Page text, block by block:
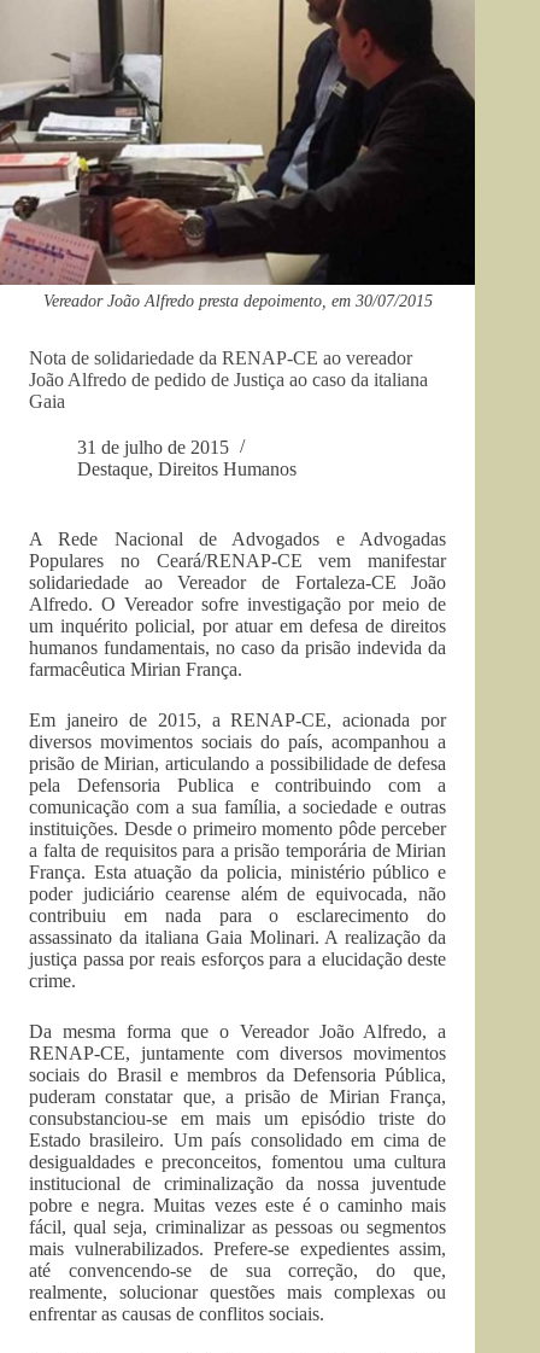
Vereador João Alfredo presta depoimento, em 30/07/2015
Nota de solidariedade da RENAP-CE ao vereador
João Alfredo de pedido de Justiça ao caso da italiana
Gaia
31 de julho de 2015
Destaque, Direitos Humanos
A Rede Nacional de Advogados e Advogadas
Populares no Ceará/RENAP-CE vem manifestar
solidariedade ao Vereador de Fortaleza-CE João
Alfredo. O Vereador sofre investigação por meio de
um inquérito policial, por atuar em defesa de direitos
humanos fundamentais, no caso da prisão indevida da
farmacêutica Mirian França.
Em janeiro de 2015, a RENAP-CE, acionada por
diversos movimentos sociais do país, acompanhou a
prisão de Mirian, articulando a possibilidade de defesa
pela Defensoria Publica e contribuindo com a
comunicação com a sua família, a sociedade e outras
instituições. Desde o primeiro momento pôde perceber
a falta de requisitos para a prisão temporária de Mirian
França. Esta atuação da policia, ministério público e
poder judiciário cearense além de equivocada, não
contribuiu em nada para o esclarecimento do
assassinato da italiana Gaia Molinari. A realização da
justiça passa por reais esforços para a elucidação deste
crime.
Da mesma forma que o Vereador João Alfredo, a
RENAP-CE, juntamente com diversos movimentos
sociais do Brasil e membros da Defensoria Pública,
puderam constatar que, a prisão de Mirian França,
consubstanciou-se em mais um episódio triste do
Estado brasileiro. Um país consolidado em cima de
desigualdades e preconceitos, fomentou uma cultura
institucional de criminalização da nossa juventude
pobre e negra. Muitas vezes este é o caminho mais
fácil, qual seja, criminalizar as pessoas ou segmentos
mais vulnerabilizados. Prefere-se expedientes assim,
até convencendo-se de sua correção, do que,
realmente, solucionar questões mais complexas ou
enfrentar as causas de conflitos sociais.